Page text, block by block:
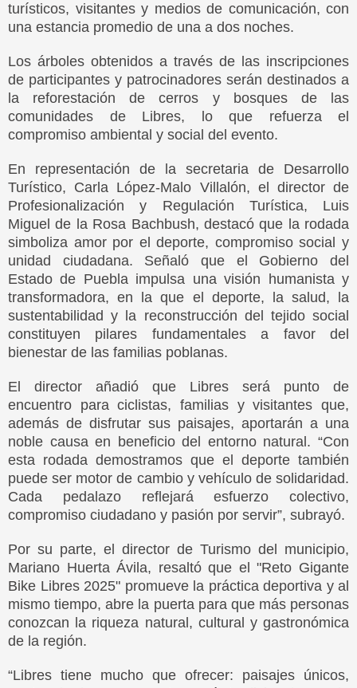
turísticos, visitantes y medios de comunicación, con
una estancia promedio de una a dos noches.
Los árboles obtenidos a través de las inscripciones
de participantes y patrocinadores serán destinados a
la reforestación de cerros y bosques de las
comunidades de Libres, lo que refuerza el
compromiso ambiental y social del evento.
En representación de la secretaria de Desarrollo
Turístico, Carla López-Malo Villalón, el director de
Profesionalización y Regulación Turística, Luis
Miguel de la Rosa Bachbush, destacó que la rodada
simboliza amor por el deporte, compromiso social y
unidad ciudadana. Señaló que el Gobierno del
Estado de Puebla impulsa una visión humanista y
transformadora, en la que el deporte, la salud, la
sustentabilidad y la reconstrucción del tejido social
constituyen pilares fundamentales a favor del
bienestar de las familias poblanas.
El director añadió que Libres será punto de
encuentro para ciclistas, familias y visitantes que,
además de disfrutar sus paisajes, aportarán a una
noble causa en beneficio del entorno natural. “Con
esta rodada demostramos que el deporte también
puede ser motor de cambio y vehículo de solidaridad.
Cada pedalazo reflejará esfuerzo colectivo,
compromiso ciudadano y pasión por servir”, subrayó.
Por su parte, el director de Turismo del municipio,
Mariano Huerta Ávila, resaltó que el "Reto Gigante
Bike Libres 2025" promueve la práctica deportiva y al
mismo tiempo, abre la puerta para que más personas
conozcan la riqueza natural, cultural y gastronómica
de la región.
“Libres tiene mucho que ofrecer: paisajes únicos,